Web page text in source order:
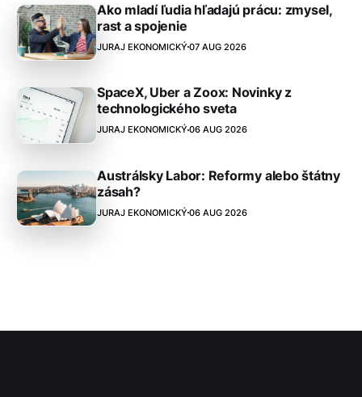
Ako mladí ľudia hľadajú prácu: zmysel,
rast a spojenie
JURAJ EKONOMICKÝ 07 AUG 2026
SpaceX, Uber a Zoox: Novinky z
technologického sveta
JURAJ EKONOMICKÝ 06 AUG 2026
Austrálsky Labor: Reformy alebo štátny
zásah?
JURAJ EKONOMICKÝ 06 AUG 2026